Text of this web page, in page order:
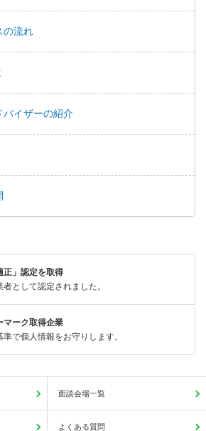
の流れ
バイザーの紹介
正」認定を取得
として認定されました。
マーク取得企業
準で個人情報をお守りします。
面談会場一覧
よくある質問